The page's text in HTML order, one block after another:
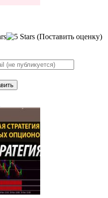
(Поставить оценку)